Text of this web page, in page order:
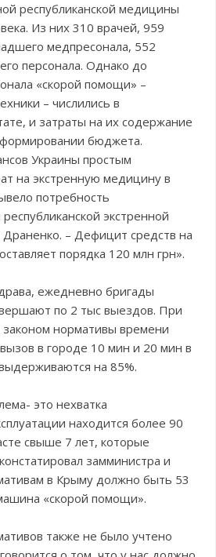
республиканской медицины
Из них 310 врачей, 959
медпресонала, 552
персонала. Однако до
«скорой помощи» –
– числились в
и затраты на их содержание
бюджета.
Украины простым
на экстренную медицину в
потребность
экстренной
– Дефицит средств на
порядка 120 млн грн».
ежедневно бригады
по 2 тыс выездов. При
нормативы времени
в городе 10 мин и 20 мин в
на 85%.
это нехватка
находится более 90
свыше 7 лет, которые
замминистра и
в Крыму должно быть 53
«скорой помощи».
также не было учтено